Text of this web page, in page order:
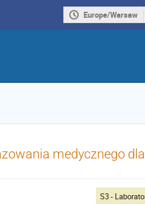
Europe/Warsaw
medycznego dla